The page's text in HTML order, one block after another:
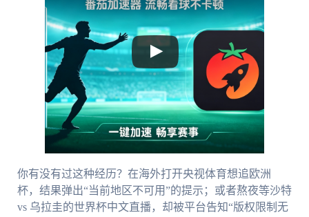
你有没有过这种经历？在海外打开央视体育想追欧洲
杯，结果弹出“当前地区不可用”的提示；或者熬夜等沙特
vs 乌拉圭的世界杯中文直播，却被平台告知“版权限制无